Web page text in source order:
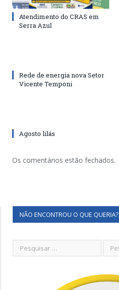
Atendimento do CRAS em
Serra Azul
Rede de energia nova Setor
Vicente Temponi
Agosto lilás
Os comentários estão fechados.
NÃO ENCONTROU O QUE QUERIA?